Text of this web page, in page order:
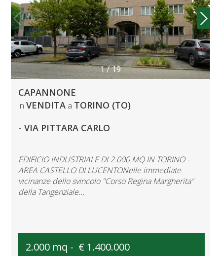
1/19
CAPANNONE
in VENDITAa TORINO (TO)
- VIA PITTARA CARLO
EDIFICIO INDUSTRIALE DI 2.000 MQ IN TORINO -
AREA CASTELLO DI LUCENTONelle immediate
vicinanze dello svincolo "Corso Regina Margherita"
della Tangenziale...
2.000 mq - € 1.400.000